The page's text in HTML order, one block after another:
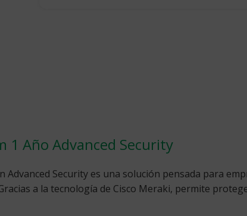
1 Año Advanced Security
Advanced Security es una solución pensada para
a la tecnología de Cisco Meraki, permite